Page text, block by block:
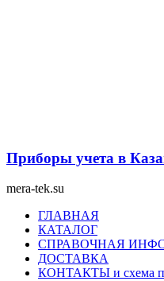
Приборы учета в
mera-tek.su
МенюГЛАВНАЯ
КАТАЛОГ
СПРАВОЧНАЯ
ДОСТАВКА
КОНТАКТЫ и схема